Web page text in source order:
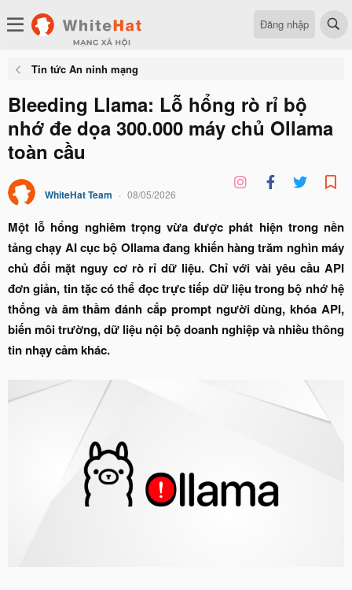
Đăng nhập
Tin tức An ninh mạng
Bleeding Llama: Lỗ hổng rò rỉ bộ
nhớ đe dọa 300.000 máy chủ Ollama
toàn cầu
WhiteHat Team 08/05/2026
Một lỗ hổng nghiêm trọng vừa được phát hiện trong nền
tảng chạy AI cục bộ Ollama đang khiến hàng trăm nghìn máy
chủ đối mặt nguy cơ rò rỉ dữ liệu. Chỉ với vài yêu cầu API
đơn giản, tin tặc có thể đọc trực tiếp dữ liệu trong bộ nhớ hệ
thống và âm thầm đánh cắp prompt người dùng, khóa API,
biến môi trường, dữ liệu nội bộ doanh nghiệp và nhiều thông
tin nhạy cảm khác.